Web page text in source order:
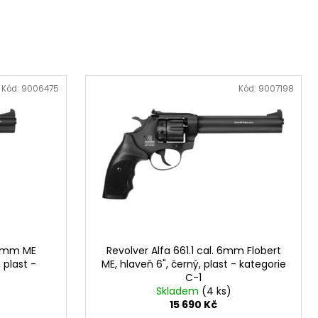
ME
plast -
Kód: 9006475
Revolver Alfa 661.1 cal. 6mm Flobert
ME, hlaveň 6", černý, plast - kategorie
C-1
Skladem (4 ks)
15 690 Kč
Kód: 9007198